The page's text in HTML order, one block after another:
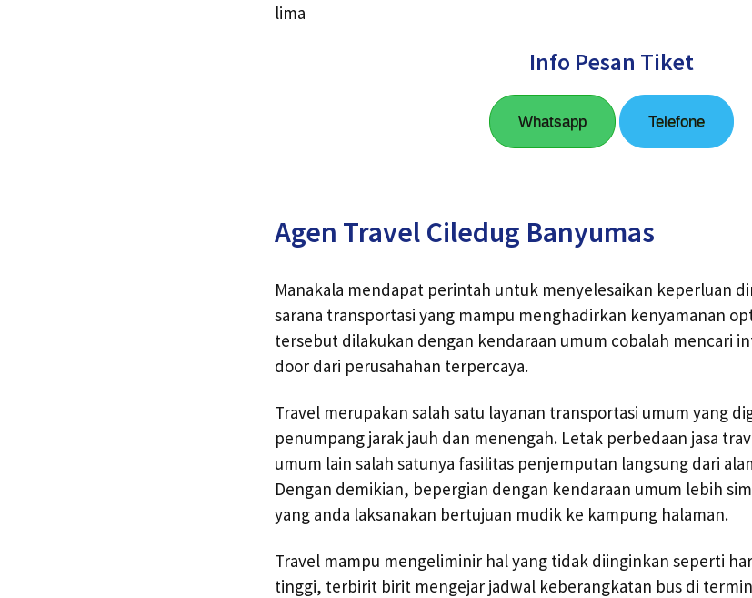
lima
Info Pesan Tiket
Whatsapp Telefone
Agen Travel Ciledug Banyumas
Manakala mendapat perintah untuk menyelesaikan keperluan
sarana transportasi yang mampu menghadirkan kenyamanan
tersebut dilakukan dengan kendaraan umum cobalah mencari
door dari perusahahan terpercaya.
Travel merupakan salah satu layanan transportasi umum yang
penumpang jarak jauh dan menengah. Letak perbedaan jasa
umum lain salah satunya fasilitas penjemputan langsung dari
Dengan demikian, bepergian dengan kendaraan umum lebih
yang anda laksanakan bertujuan mudik ke kampung halaman.
Travel mampu mengeliminir hal yang tidak diinginkan seperti
tinggi, terbirit birit mengejar jadwal keberangkatan bus di